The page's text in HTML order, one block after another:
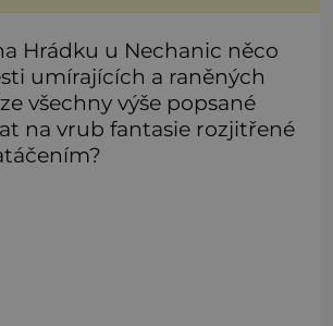
Hrádku u Nechanic něco
umírajících a raněných
všechny výše popsané
na vrub fantasie rozjitřené